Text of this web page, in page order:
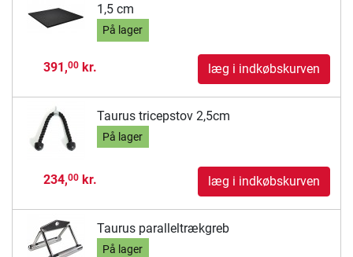
1,5 cm
På lager
391,00kr. læg i indkøbskurven
Taurus tricepstov 2,5cm
På lager
234,00kr. læg i indkøbskurven
Taurus paralleltrækgreb
På lager